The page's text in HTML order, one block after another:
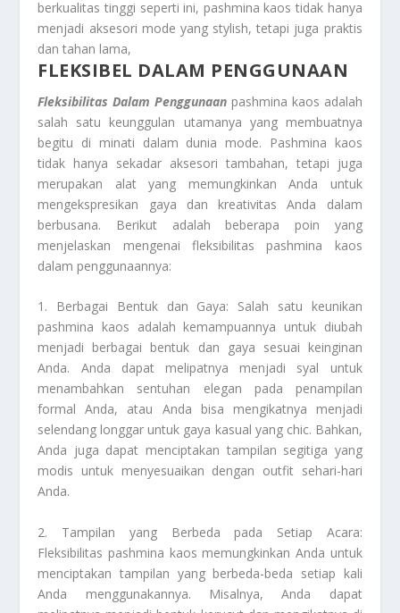
berkualitas tinggi seperti ini, pashmina kaos tidak hanya
menjadi aksesori mode yang stylish, tetapi juga praktis
dan tahan lama,
FLEKSIBEL DALAM PENGGUNAAN
Fleksibilitas Dalam Penggunaan pashmina kaos adalah
salah satu keunggulan utamanya yang membuatnya
begitu di minati dalam dunia mode. Pashmina kaos
tidak hanya sekadar aksesori tambahan, tetapi juga
merupakan alat yang memungkinkan Anda untuk
mengekspresikan gaya dan kreativitas Anda dalam
berbusana. Berikut adalah beberapa poin yang
menjelaskan mengenai fleksibilitas pashmina kaos
dalam penggunaannya:
1. Berbagai Bentuk dan Gaya: Salah satu keunikan
pashmina kaos adalah kemampuannya untuk diubah
menjadi berbagai bentuk dan gaya sesuai keinginan
Anda. Anda dapat melipatnya menjadi syal untuk
menambahkan sentuhan elegan pada penampilan
formal Anda, atau Anda bisa mengikatnya menjadi
selendang longgar untuk gaya kasual yang chic. Bahkan,
Anda juga dapat menciptakan tampilan segitiga yang
modis untuk menyesuaikan dengan outfit sehari-hari
Anda.
2. Tampilan yang Berbeda pada Setiap Acara:
Fleksibilitas pashmina kaos memungkinkan Anda untuk
menciptakan tampilan yang berbeda-beda setiap kali
Anda menggunakannya. Misalnya, Anda dapat